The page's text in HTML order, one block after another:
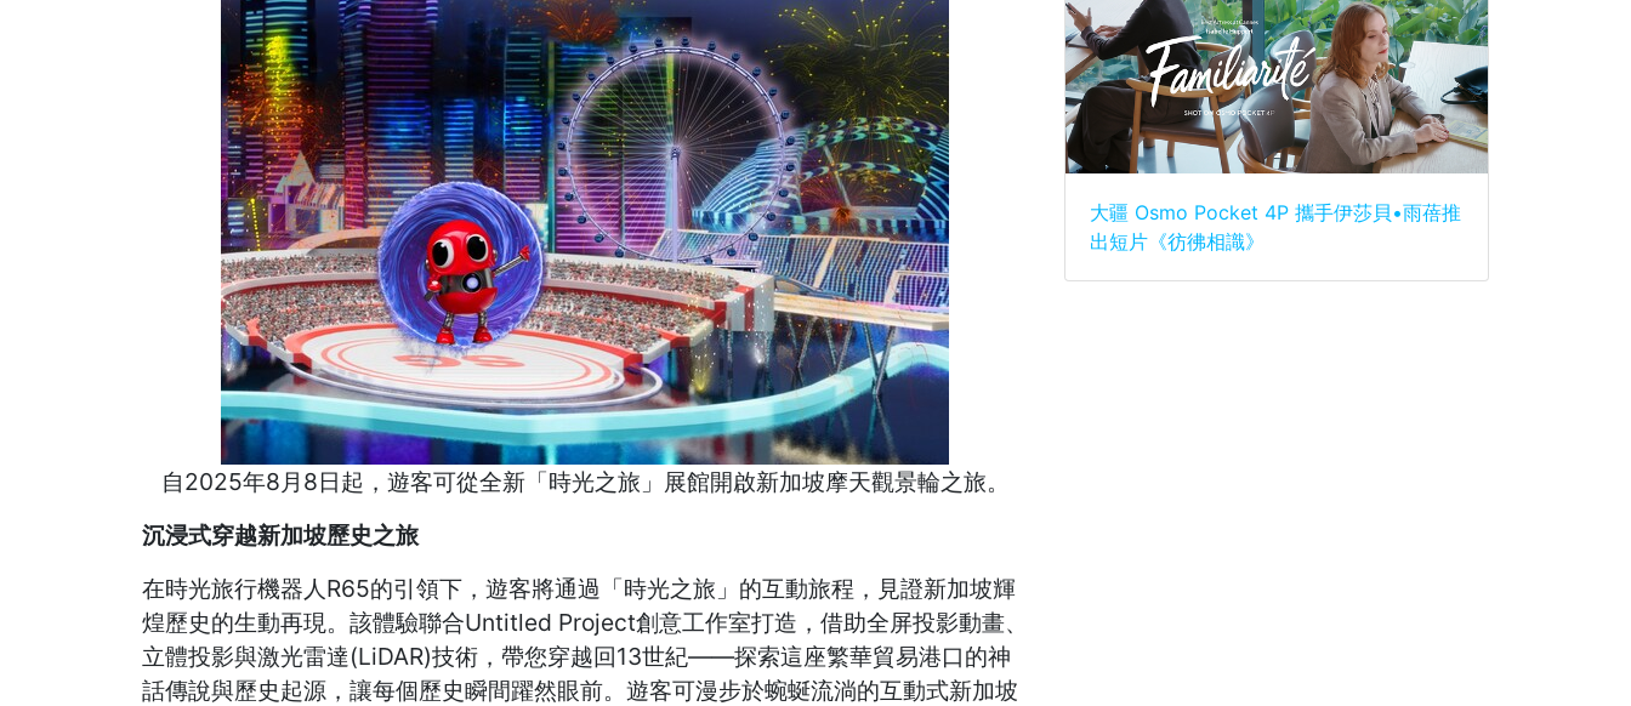
自2025年8月8日起，遊客可從全新「時光之旅」展館開啟新加坡摩天觀景輪之旅。
沉浸式穿越新加坡歷史之旅
在時光旅行機器人R65的引領下，遊客將通過「時光之旅」的互動旅程，見證新加坡輝
煌歷史的生動再現。該體驗聯合Untitled Project創意工作室打造，借助全屏投影動畫、
立體投影與激光雷達(LiDAR)技術，帶您穿越回13世紀——探索這座繁華貿易港口的神
話傳說與歷史起源，讓每個歷史瞬間躍然眼前。遊客可漫步於蜿蜒流淌的互動式新加坡
大疆 Osmo Pocket 4P 攜手伊莎貝•雨蓓推
出短片《彷彿相識》